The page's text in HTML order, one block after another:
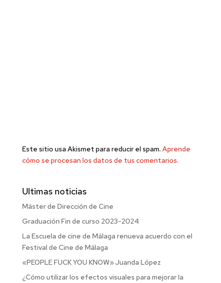
Este sitio usa Akismet para reducir el spam. Aprende
cómo se procesan los datos de tus comentarios.
Ultimas noticias
Máster de Dirección de Cine
Graduación Fin de curso 2023-2024
La Escuela de cine de Málaga renueva acuerdo con el
Festival de Cine de Málaga
«PEOPLE FUCK YOU KNOW» Juanda López
¿Cómo utilizar los efectos visuales para mejorar la